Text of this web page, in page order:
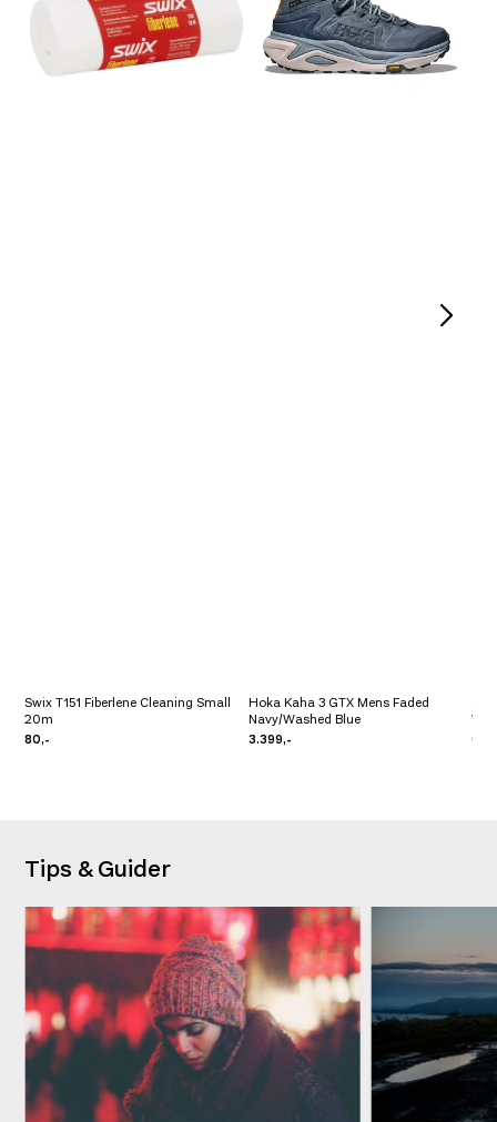
Swix T151 Fiberlene Cleaning Small
20m
80,-
Hoka Kaha 3 GTX Mens Faded
Navy/Washed Blue
3.399,- 60,-
Tips & Guider